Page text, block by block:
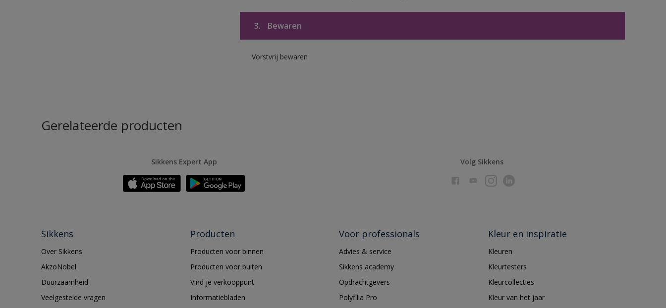
3. Bewaren
Vorstvrij bewaren
Gerelateerde producten
Sikkens Expert App Volg Sikkens
Sikkens
Over Sikkens
AkzoNobel
Duurzaamheid
Veelgestelde vragen
Producten
Producten voor binnen
Producten voor buiten
Vind je verkooppunt
Informatiebladen
Voor professionals
Advies & service
Sikkens academy
Opdrachtgevers
Polyfilla Pro
Kleur en inspiratie
Kleuren
Kleurtesters
Kleurcollecties
Kleur van het jaar